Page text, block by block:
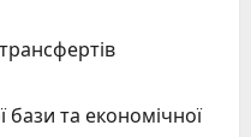
бази та економічної